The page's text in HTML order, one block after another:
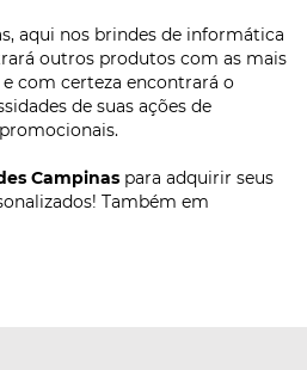
aqui nos brindes de informática
outros produtos com as mais
com certeza encontrará o
de suas ações de
Campinas para adquirir seus
Também em